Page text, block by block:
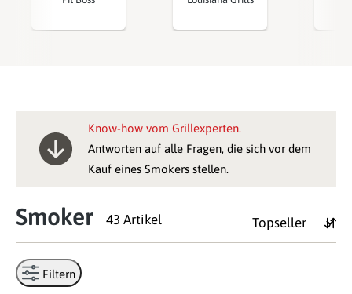
Know-how vom Grillexperten.
Antworten auf alle Fragen, die sich vor dem
Kauf eines Smokers stellen.
Smoker 43 Artikel
Filtern